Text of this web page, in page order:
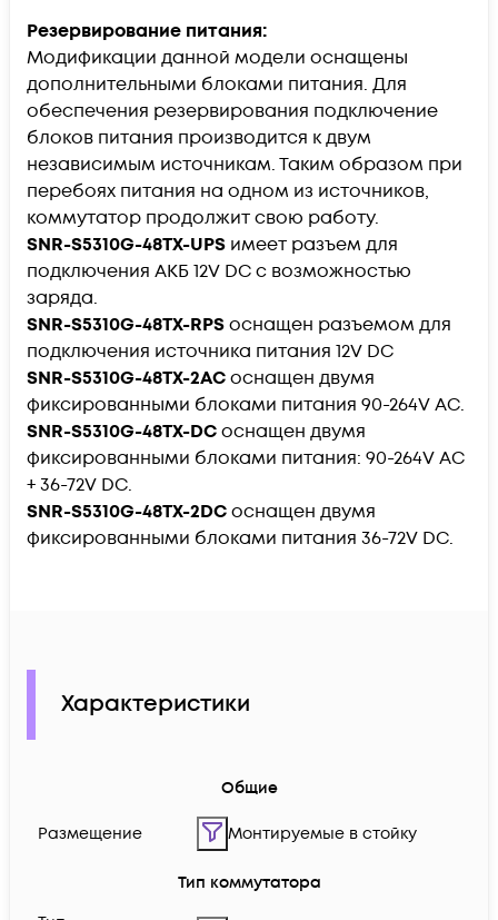
Резервирование питания:
Модификации данной модели оснащены
дополнительными блоками питания. Для
обеспечения резервирования подключение
блоков питания производится к двум
независимым источникам. Таким образом при
перебоях питания на одном из источников,
коммутатор продолжит свою работу.
SNR-S5310G-48TX-UPS имеет разъем для
подключения АКБ 12V DC c возможностью
заряда.
SNR-S5310G-48TX-RPSоснащен разъемом для
подключения источника питания 12V DC
SNR-S5310G-48TX-2ACоснащен двумя
фиксированными блоками питания 90-264V AC.
SNR-S5310G-48TX-DCоснащен двумя
фиксированными блоками питания: 90-264V AC
+ 36-72V DC.
SNR-S5310G-48TX-2DCоснащен двумя
фиксированными блоками питания 36-72V DC.
Характеристики
Общие
Размещение Монтируемые в стойку
Тип коммутатора